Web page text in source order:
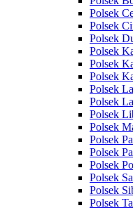
Polsek
Polsek
Polsek
Polsek
Polsek
Polsek
Polsek
Polsek
Polsek
Polsek
Polsek
Polsek
Polsek
Polsek
Polsek
Polsek